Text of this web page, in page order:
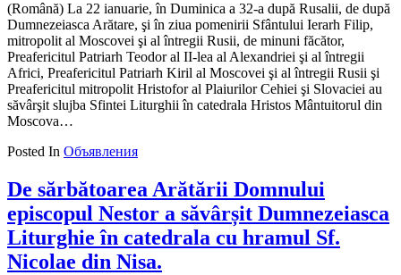
(Română) La 22 ianuarie, în Duminica a 32-a după Rusalii, de după
Dumnezeiasca Arătare, şi în ziua pomenirii Sfântului Ierarh Filip,
mitropolit al Moscovei şi al întregii Rusii, de minuni făcător,
Preafericitul Patriarh Teodor al II-lea al Alexandriei şi al întregii
Africi, Preafericitul Patriarh Kiril al Moscovei şi al întregii Rusii şi
Preafericitul mitropolit Hristofor al Plaiurilor Cehiei şi Slovaciei au
săvârşit slujba Sfintei Liturghii în catedrala Hristos Mântuitorul din
Moscova…
Posted In Объявления
De sărbătoarea Arătării Domnului
episcopul Nestor a săvârșit Dumnezeiasca
Liturghie în catedrala cu hramul Sf.
Nicolae din Nisa.